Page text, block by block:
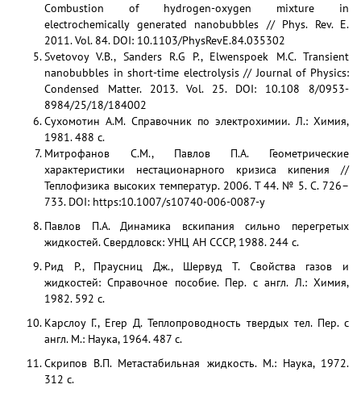
Combustion of hydrogen-oxygen mixture in
electrochemically generated nanobubbles // Phys. Rev. E.
2011. Vol. 84. DOI: 10.1103/PhysRevE.84.035302
Svetovoy V.B., Sanders R.G P., Elwenspoek M.C. Transient
nanobubbles in short-time electrolysis // Journal of Physics:
Condensed Matter. 2013. Vol. 25. DOI: 10.108 8/0953-
8984/25/18/184002
Сухомотин А.М. Справочник по электрохимии. Л.: Химия,
1981. 488 с.
Митрофанов С.М., Павлов П.А. Геометрические
характеристики нестационарного кризиса кипения //
Теплофизика высоких температур. 2006. Т 44. № 5. С. 726–
733. DOI: https:10.1007/s10740-006-0087-y
Павлов П.А. Динамика вскипания сильно перегретых
жидкостей. Свердловск: УНЦ АН СССР, 1988. 244 с.
Рид Р., Праусниц Дж., Шервуд Т. Свойства газов и
жидкостей: Справочное пособие. Пер. с англ. Л.: Химия,
1982. 592 с.
Карслоу Г., Егер Д. Теплопроводность твердых тел. Пер. с
англ. М.: Наука, 1964. 487 с.
Скрипов В.П. Метастабильная жидкость. М.: Наука, 1972.
312 с.